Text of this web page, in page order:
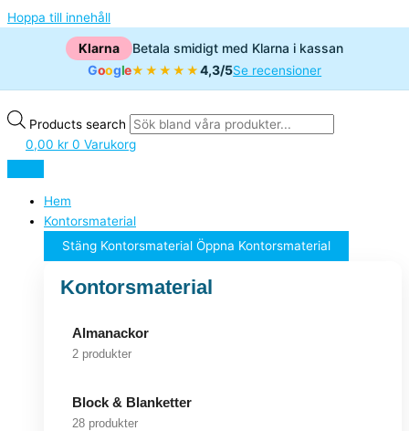
Hoppa till innehåll
Klarna
Betala smidigt med Klarna i kassan
Google★★★★★4,3/5Se recensioner
Products search
0,00 kr 0 Varukorg
Hem
Kontorsmaterial
Stäng Kontorsmaterial Öppna Kontorsmaterial
Kontorsmaterial
Almanackor
2 produkter
Block & Blanketter
28 produkter